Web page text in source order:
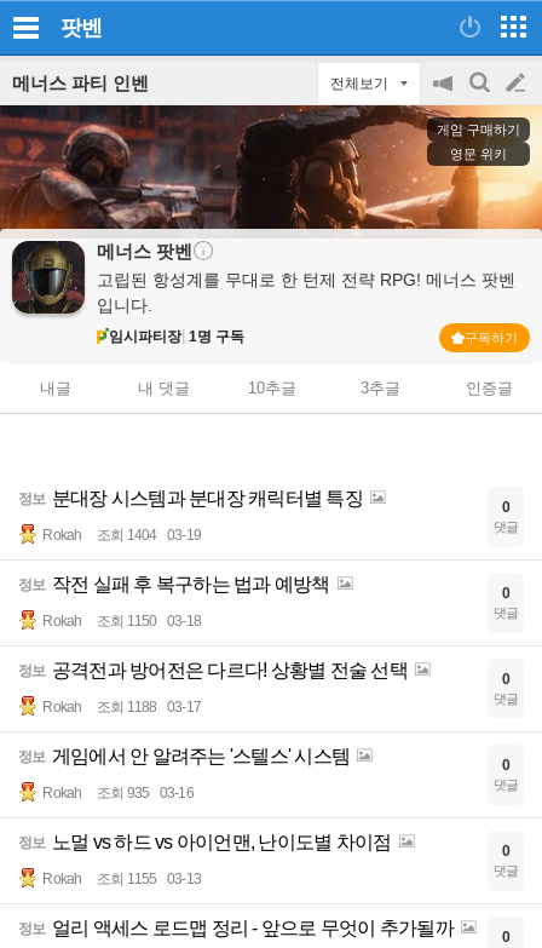
팟벤
메너스 파티 인벤 전체보기
공
지
on/off
검
색
글
기
게임 구매하기
영문 위키
메너스 팟벤
임시파티장 1명 구독
고립된 항성계를 무대로 한 턴제 전략 RPG! 메너스 팟벤
입니다.
구독하기
내글 내 댓글 10추글 3추글 인증글
정보 분대장 시스템과 분대장 캐릭터별 특징
Rokah 조회 1404 03-19
0
댓글
정보 작전 실패 후 복구하는 법과 예방책
Rokah 조회 1150 03-18
0
댓글
정보 공격전과 방어전은 다르다! 상황별 전술 선택
Rokah 조회 1188 03-17
0
댓글
정보 게임에서 안 알려주는 '스텔스' 시스템
Rokah 조회 935 03-16
0
댓글
정보 노멀 vs 하드 vs 아이언맨, 난이도별 차이점
Rokah 조회 1155 03-13
0
댓글
정보 얼리 액세스 로드맵 정리 - 앞으로 무엇이 추가될까 0